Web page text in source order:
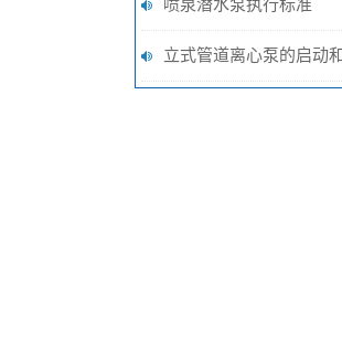
喷泉潜水泵执行标准
立式管道离心泵的启动